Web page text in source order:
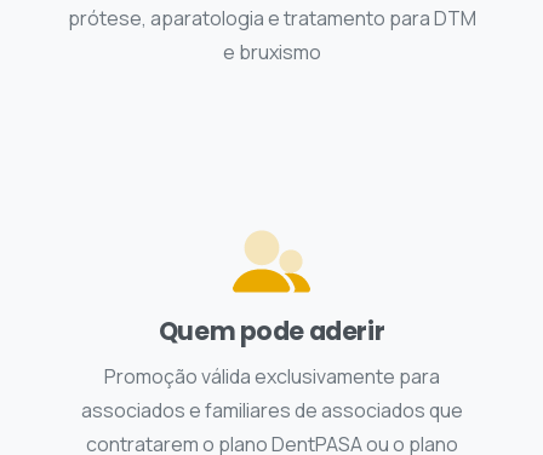
prótese, aparatologia e tratamento para DTM
e bruxismo
Quem pode aderir
Promoção válida exclusivamente para
associados e familiares de associados que
contratarem o plano DentPASA ou o plano